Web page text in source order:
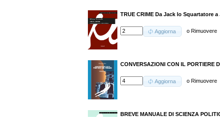
TRUE CRIME Da Jack lo Squartatore
Aggiorna oRimuovere
CONVERSAZIONI CON IL PORTIERE
Aggiorna oRimuovere
BREVE MANUALE DI SCIENZA